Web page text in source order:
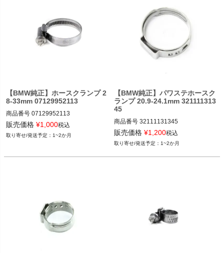
【BMW純正】ホースクランプ 2
8-33mm 07129952113
商品番号 07129952113
7129952113
販売価格 ¥1,000税込
1~2か月
【BMW純正】パワステホースク
ランプ 20.9-24.1mm 321111313
45
商品番号 32111131345
32111131345
販売価格 ¥1,200税込
1~2か月